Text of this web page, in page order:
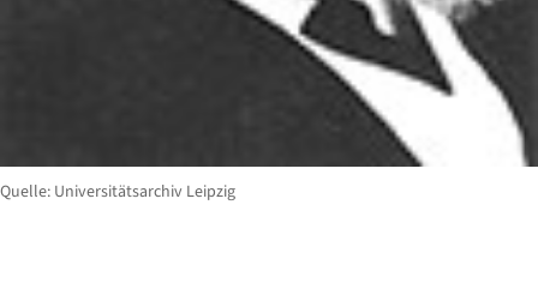
Quelle: Universitätsarchiv Leipzig